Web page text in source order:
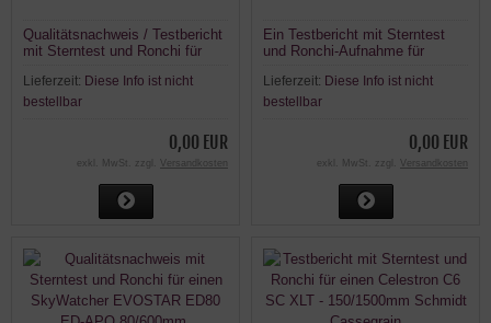
Qualitätsnachweis / Testbericht
mit Sterntest und Ronchi für
Triplet Super Apo 120mm f/7 -
FPL53
Lieferzeit: Diese Info ist nicht
bestellbar
0,00 EUR
exkl. MwSt. zzgl. Versandkosten
Ein Testbericht mit Sterntest
und Ronchi-Aufnahme für
f6,25 Triplet FPL-53 Super-Apo
Teleskop 2,5" CNC Auszug
Lieferzeit: Diese Info ist nicht
bestellbar
0,00 EUR
exkl. MwSt. zzgl. Versandkosten